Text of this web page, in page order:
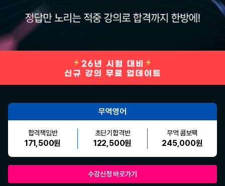
무역영어
합격책임반
171,500원
초단기합격반
122,500원
무역 콤보팩
245,000원
수강신청 바로가기